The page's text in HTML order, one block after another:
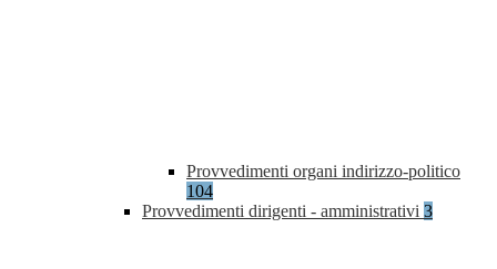
Provvedimenti organi indirizzo-politico
104
Provvedimenti dirigenti - amministrativi 3